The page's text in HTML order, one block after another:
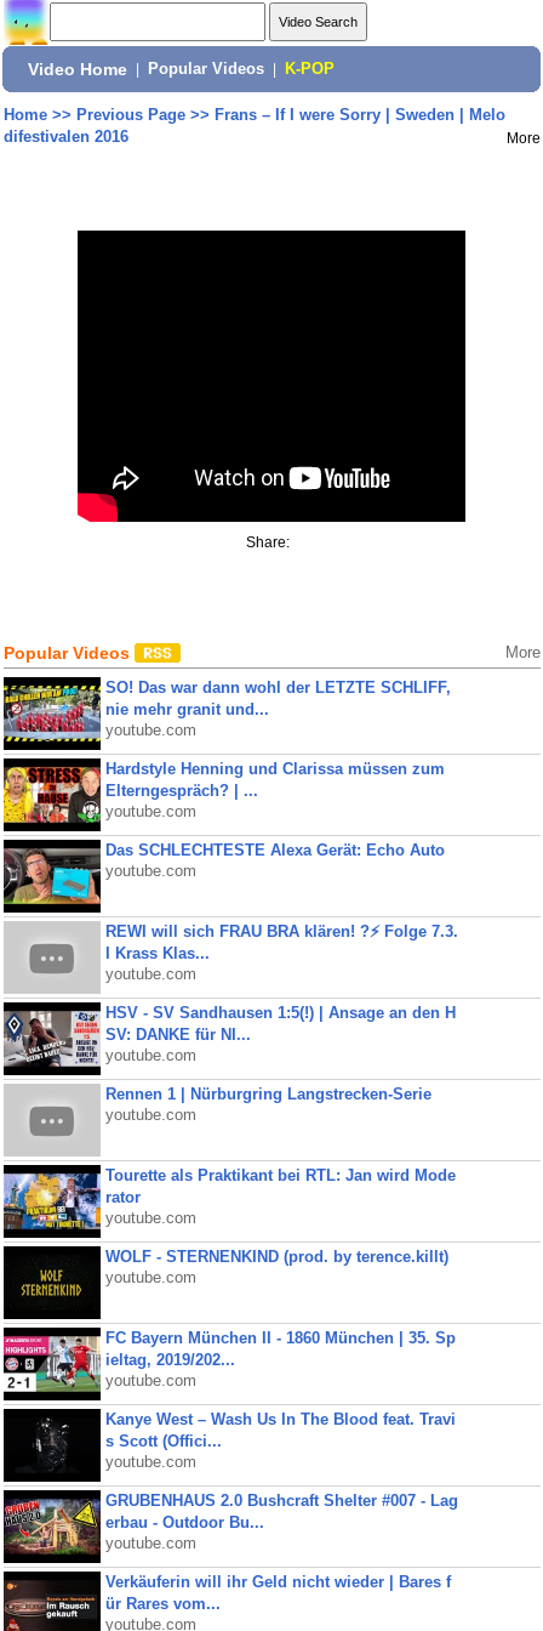
Video Home Popular Videos K-POP
Home>> Previous Page>> Frans – If I were Sorry | Sweden | Melo
difestivalen 2016
More
Share:
Popular Videos More
SO! Das war dann wohl der LETZTE SCHLIFF,
nie mehr granit und...
youtube.com
Hardstyle Henning und Clarissa müssen zum
Elterngespräch? | ...
youtube.com
Das SCHLECHTESTE Alexa Gerät: Echo Auto
youtube.com
REWI will sich FRAU BRA klären! ?⚡️ Folge 7.3.
I Krass Klas...
youtube.com
HSV - SV Sandhausen 1:5(!) | Ansage an den H
SV: DANKE für NI...
youtube.com
Rennen 1 | Nürburgring Langstrecken-Serie
youtube.com
Tourette als Praktikant bei RTL: Jan wird Mode
rator
youtube.com
WOLF - STERNENKIND (prod. by terence.killt)
youtube.com
FC Bayern München II - 1860 München | 35. Sp
ieltag, 2019/202...
youtube.com
Kanye West – Wash Us In The Blood feat. Travi
s Scott (Offici...
youtube.com
GRUBENHAUS 2.0 Bushcraft Shelter #007 - Lag
erbau - Outdoor Bu...
youtube.com
Verkäuferin will ihr Geld nicht wieder | Bares f
ür Rares vom...
youtube.com